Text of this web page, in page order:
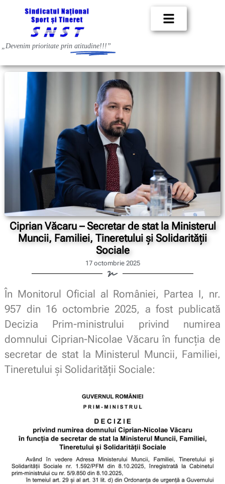
„Devenim prioritate prin atitudine!!!”
Ciprian Văcaru – Secretar de stat la Ministerul
Muncii, Familiei, Tineretului și Solidarității
Sociale
17 octombrie 2025
În Monitorul Oficial al României, Partea I, nr.
957 din 16 octombrie 2025, a fost publicată
Decizia Prim-ministrului privind numirea
domnului Ciprian-Nicolae Văcaru în funcția de
secretar de stat la Ministerul Muncii, Familiei,
Tineretului și Solidarității Sociale: